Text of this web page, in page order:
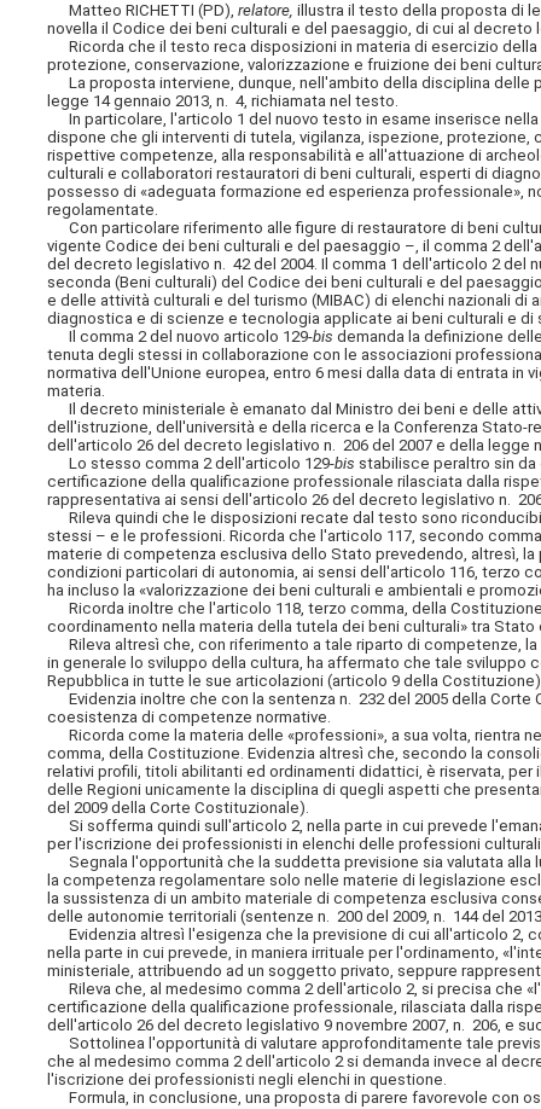
Matteo RICHETTI (PD),relatore,illustra il testo della proposta di
novella il Codice dei beni culturali e del paesaggio, di cui al
Ricorda che il testo reca disposizioni in materia di esercizio
protezione, conservazione, valorizzazione e fruizione dei beni
La proposta interviene, dunque, nell'ambito della disciplina delle
legge 14 gennaio 2013, n. 4, richiamata nel testo.
In particolare, l'articolo 1 del nuovo testo in esame inserisce
dispone che gli interventi di tutela, vigilanza, ispezione,
rispettive competenze, alla responsabilità e all'attuazione di
culturali e collaboratori restauratori di beni culturali, esperti di
possesso di «adeguata formazione ed esperienza professionale»,
regolamentate.
Con particolare riferimento alle figure di restauratore di beni
vigente Codice dei beni culturali e del paesaggio –, il comma 2
del decreto legislativo n. 42 del 2004. Il comma 1 dell'articolo 2 del
seconda (Beni culturali) del Codice dei beni culturali e del
e delle attività culturali e del turismo (MIBAC) di elenchi nazionali
diagnostica e di scienze e tecnologia applicate ai beni culturali e
Il comma 2 del nuovo articolo 129-bisdemanda la definizione
tenuta degli stessi in collaborazione con le associazioni
normativa dell'Unione europea, entro 6 mesi dalla data di entrata
materia.
Il decreto ministeriale è emanato dal Ministro dei beni e delle
dell'istruzione, dell'università e della ricerca e la Conferenza
dell'articolo 26 del decreto legislativo n. 206 del 2007 e della legge
Lo stesso comma 2 dell'articolo 129-bis stabilisce peraltro sin
certificazione della qualificazione professionale rilasciata dalla
rappresentativa ai sensi dell'articolo 26 del decreto legislativo n.
Rileva quindi che le disposizioni recate dal testo sono
stessi – e le professioni. Ricorda che l'articolo 117, secondo
materie di competenza esclusiva dello Stato prevedendo, altresì,
condizioni particolari di autonomia, ai sensi dell'articolo 116, terzo
ha incluso la «valorizzazione dei beni culturali e ambientali e
Ricorda inoltre che l'articolo 118, terzo comma, della
coordinamento nella materia della tutela dei beni culturali» tra Stato
Rileva altresì che, con riferimento a tale riparto di competenze,
in generale lo sviluppo della cultura, ha affermato che tale
Repubblica in tutte le sue articolazioni (articolo 9 della
Evidenzia inoltre che con la sentenza n. 232 del 2005 della
coesistenza di competenze normative.
Ricorda come la materia delle «professioni», a sua volta, rientra
comma, della Costituzione. Evidenzia altresì che, secondo la
relativi profili, titoli abilitanti ed ordinamenti didattici, è riservata,
delle Regioni unicamente la disciplina di quegli aspetti che
del 2009 della Corte Costituzionale).
Si sofferma quindi sull'articolo 2, nella parte in cui prevede
per l'iscrizione dei professionisti in elenchi delle professioni
Segnala l'opportunità che la suddetta previsione sia valutata
la competenza regolamentare solo nelle materie di legislazione
la sussistenza di un ambito materiale di competenza esclusiva
delle autonomie territoriali (sentenze n. 200 del 2009, n. 144 del
Evidenzia altresì l'esigenza che la previsione di cui all'articolo 2,
nella parte in cui prevede, in maniera irrituale per l'ordinamento,
ministeriale, attribuendo ad un soggetto privato, seppure
Rileva che, al medesimo comma 2 dell'articolo 2, si precisa che
certificazione della qualificazione professionale, rilasciata dalla
dell'articolo 26 del decreto legislativo 9 novembre 2007, n. 206, e
Sottolinea l'opportunità di valutare approfonditamente tale
che al medesimo comma 2 dell'articolo 2 si demanda invece al
l'iscrizione dei professionisti negli elenchi in questione.
Formula, in conclusione, una proposta di parere favorevole con